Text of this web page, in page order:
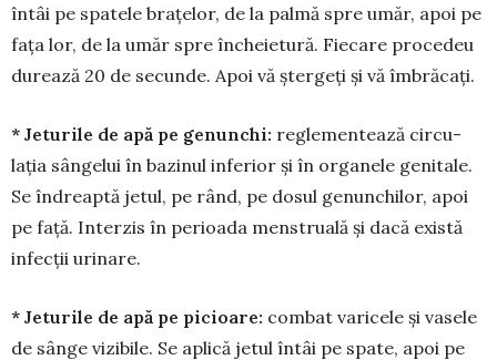
întâi pe spatele bra­țelor, de la palmă spre umăr, apoi pe
fața lor, de la umăr spre înche­ie­tură. Fiecare procedeu
durează 20 de secunde. Apoi vă ștergeți și vă îm­brăcați.
* Jeturile de apă pe ge­nunchi: re­glementează circu­
lația sângelui în bazinul infe­rior și în organele ge­nitale.
Se îndreaptă jetul, pe rând, pe do­sul genunchilor, apoi
pe față. Interzis în perioada men­stru­ală și dacă există
infecții urinare.
* Jeturile de apă pe pi­cioare: com­bat varicele și vasele
de sânge vizi­bile. Se aplică jetul întâi pe spate, apoi pe